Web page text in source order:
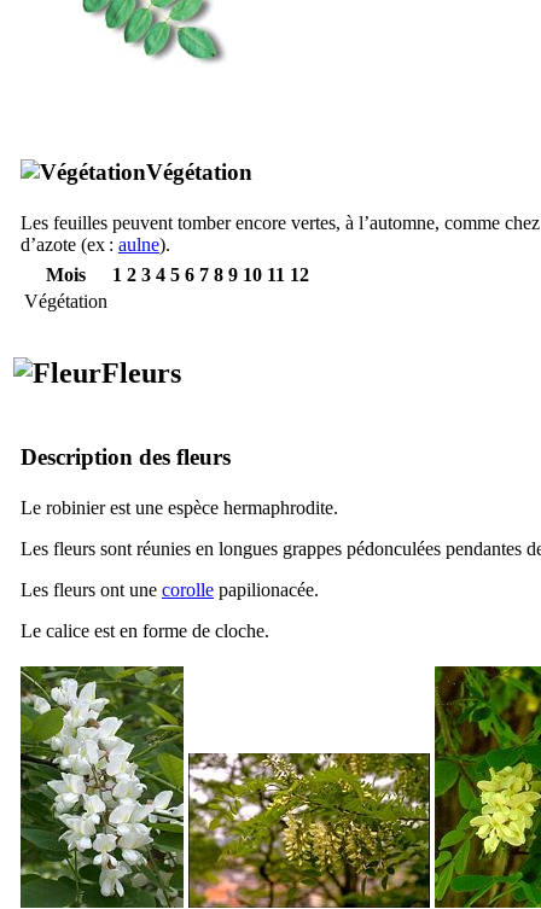
Végétation
Les feuilles peuvent tomber encore vertes, à l’automne, comme
d’azote (ex : aulne).
Mois
1 2 3 4 5 6 7 8 9 10 11 12
Végétation
Fleurs
Description des fleurs
Le robinier est une espèce hermaphrodite.
Les fleurs sont réunies en longues grappes pédonculées pendantes
Les fleurs ont une corolle papilionacée.
Le calice est en forme de cloche.